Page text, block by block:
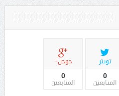
تويتر
0
المتابعين
جوجل+
0
المتابعين